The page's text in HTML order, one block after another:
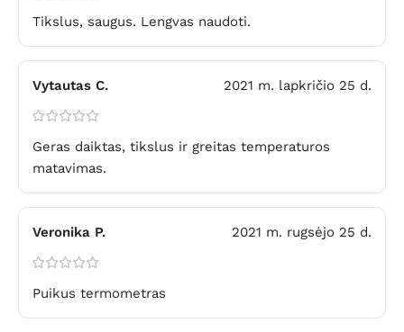
Tikslus, saugus. Lengvas naudoti.
Vytautas C. 2021 m. lapkričio 25 d.
Geras daiktas, tikslus ir greitas temperaturos
matavimas.
Veronika P. 2021 m. rugsėjo 25 d.
Puikus termometras